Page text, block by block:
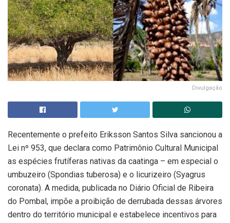
Divulgação
Recentemente o prefeito Eriksson Santos Silva sancionou a
Lei nº 953, que declara como Patrimônio Cultural Municipal
as espécies frutíferas nativas da caatinga – em especial o
umbuzeiro (Spondias tuberosa) e o licurizeiro (Syagrus
coronata). A medida, publicada no Diário Oficial de Ribeira
do Pombal, impõe a proibição de derrubada dessas árvores
dentro do território municipal e estabelece incentivos para